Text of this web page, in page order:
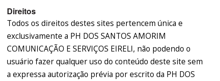
Direitos
Todos os direitos destes sites pertencem única e
exclusivamente a PH DOS SANTOS AMORIM
COMUNICAÇÃO E SERVIÇOS EIRELI, não podendo o
usuário fazer qualquer uso do conteúdo deste site sem
a expressa autorização prévia por escrito da PH DOS